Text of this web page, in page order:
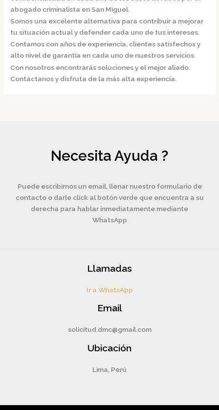
abogado criminalista en San Miguel.
Somos una excelente alternativa para contribuir a mejorar
tu situación actual y defender cada uno de tus intereses.
Contamos con años de experiencia, clientes satisfechos y
alto nivel de garantía en cada uno de nuestros servicios.
Con nosotros encontrarás soluciones y el mejor aliado.
Contáctanos y disfruta de la más alta experiencia.
Necesita Ayuda ?
Puede escribirnos un email, llenar nuestro formulario de
contacto o darle click al botón verde que encuentra a su
derecha para hablar inmediatamente mediante
WhatsApp
Llamadas
Ir a WhatsApp
Email
solicitud.dmc@gmail.com
Ubicación
Lima, Perú